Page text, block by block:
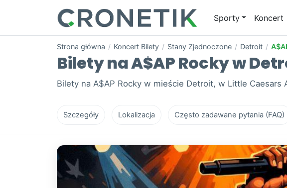
Sporty Koncert
Strona główna / Koncert Bilety / Stany Zjednoczone / Detroit /
Bilety na A$AP Rocky w
Bilety na A$AP Rocky w mieście Detroit, w Little Caesars
Szczegóły Lokalizacja Często zadawane pytania (FAQ)